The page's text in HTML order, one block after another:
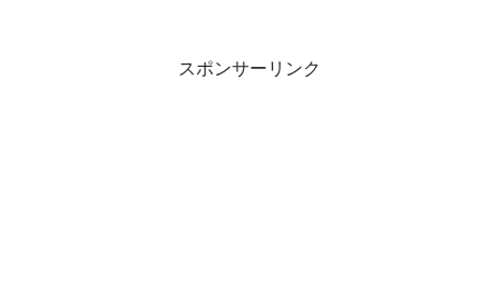
スポンサーリンク